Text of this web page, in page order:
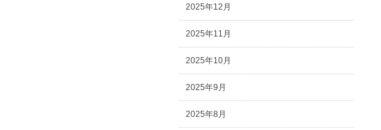
2025年12月
2025年11月
2025年10月
2025年9月
2025年8月